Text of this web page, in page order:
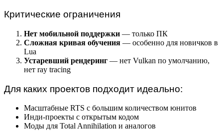
Критические ограничения
Нет мобильной поддержки — только ПК
Сложная кривая обучения — особенно для новичков в
Lua
Устаревший рендеринг — нет Vulkan по умолчанию,
нет ray tracing
Для каких проектов подходит идеально:
Масштабные RTS с большим количеством юнитов
Инди-проекты с открытым кодом
Моды для Total Annihilation и аналогов